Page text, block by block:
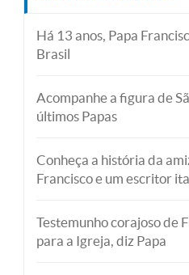
Há 13 anos, Papa
Brasil
Acompanhe a figura de
últimos Papas
Conheça a história da
Francisco e um escritor
Testemunho corajoso de
para a Igreja, diz Papa